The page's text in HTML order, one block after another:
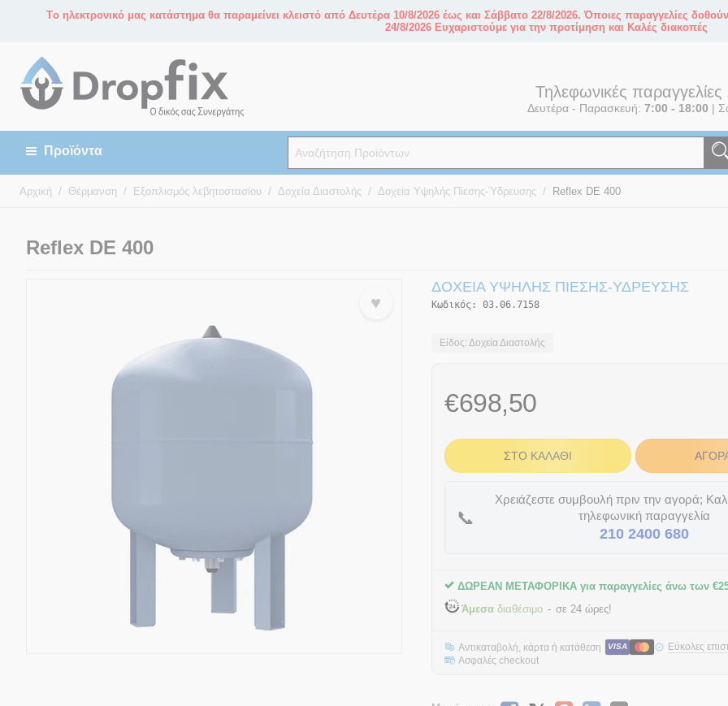
Tο ηλεκτρονικό μας κατάστημα θα παραμείνει κλειστό από Δευτέρα 10/8/2026 έως και Σάββατο 22/8/2026. Όποιες παραγγελίες
24/8/2026 Ευχαριστούμε για την προτίμηση και Καλές διακοπές
Τηλεφωνικές παραγγελίες
Δευτέρα - Παρασκευή:7:00 - 18:00 |
Αρχική / Θέρμανση / Εξοπλισμός λεβητοστασίου / Δοχεία Διαστολής / Δοχεία Υψηλής Πίεσης-Ύδρευσης / Reflex DE 400
Reflex DE 400
♥
ΔΟΧΕΊΑ ΥΨΗΛΉΣ ΠΊΕΣΗΣ-ΎΔΡΕΥΣΗΣ
Κωδικός: 03.06.7158
Είδος: Δοχεία Διαστολής
€698,50
ΣΤΟ ΚΑΛΆΘΙ
📞
Χρειάζεστε συμβουλή πριν την αγορά;
τηλεφωνική παραγγελία
210 2400 680
ΔΩΡΕΑΝ ΜΕΤΑΦΟΡΙΚΑ για παραγγελίες άνω των€
Άμεσα διαθέσιμο σε 24 ώρες!
Αντικαταβολή, κάρτα ή κατάθεση VISA Εύκολες
Ασφαλές checkout